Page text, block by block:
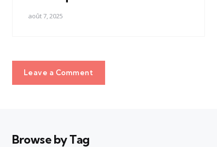
août 7, 2025
Leave a Comment
Browse by Tag